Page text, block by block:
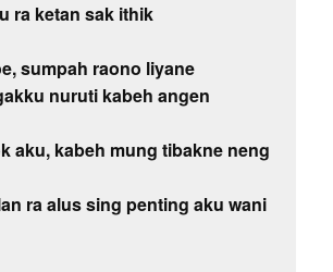
ra ketan sak ithik
sumpah raono liyane
nuruti kabeh angen
aku, kabeh mung tibakne neng
ra alus sing penting aku wani